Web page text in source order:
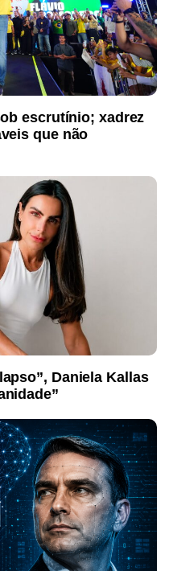
escrutínio; xadrez
que não
Daniela Kallas